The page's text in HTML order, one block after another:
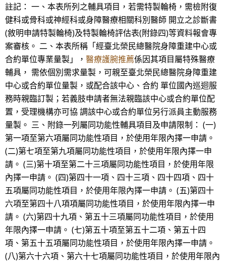
註記： 一、本表所列之輔具項目，若需特製輪椅，需檢附復
健科或骨科或神經科或身障醫療相關科別醫師 開立之診斷書
(敘明申請特製輪椅)及特製輪椅評估表(附錄四)等資料報會專
案審核。 二、本表所稱「經臺北榮民總醫院身障重建中心或
合約單位專業量製」， 醫療護腕推薦係因其項目屬特殊醫療
輔具， 需依個別需求量製，可親至臺北榮民總醫院身障重建
中心或合約單位量製，或配合該中心、合約 單位國內巡迴服
務時親臨訂製；若義肢申請者無法親臨該中心或合約單位配
置，受理機構亦可協 調該中心或合約單位另行派員主動服務
量製。 三、附錄一列屬同功能性輔具項目及申請限制： (一)
第一項至第六項屬同功能性項目，於使用年限內擇一申請。
(二)第七項至第九項屬同功能性項目，於使用年限內擇一申
請。 (三)第十項至第二十三項屬同功能性項目，於使用年限
內擇一申請。 (四)第四十一項、四十三項、四十四項、四十
五項屬同功能性項目，於使用年限內擇一申請。 (五)第四十
六項至第四十八項項屬同功能性項目，於使用年限內擇一申
請。 (六)第四十九項、第五十三項屬同功能性項目，於使用
年限內擇一申請。 (七)第五十項至第五十二項、第五十四
項、第五十五項屬同功能性項目，於使用年限內擇一申請。
(八)第六十六項、第六十七項屬同功能性項目，於使用年限內